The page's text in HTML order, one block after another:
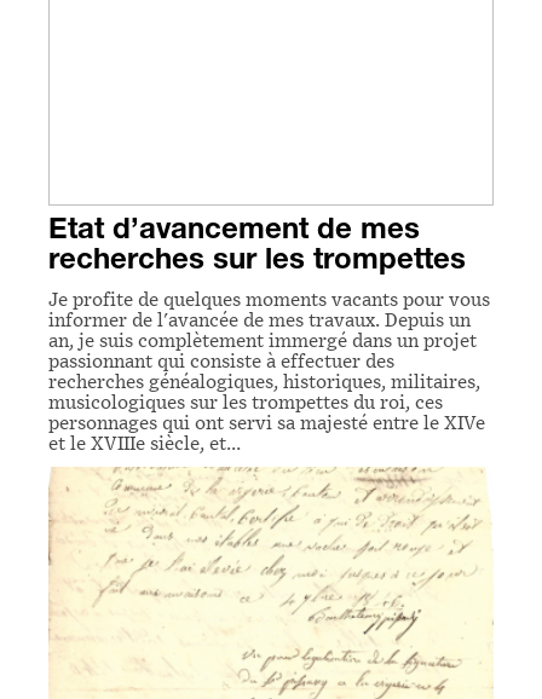
Etat d’avancement de mes
recherches sur les trompettes
Je profite de quelques moments vacants pour vous
informer de l'avancée de mes travaux. Depuis un
an, je suis complètement immergé dans un projet
passionnant qui consiste à effectuer des
recherches généalogiques, historiques, militaires,
musicologiques sur les trompettes du roi, ces
personnages qui ont servi sa majesté entre le XIVe
et le XVIIIe siècle, et…